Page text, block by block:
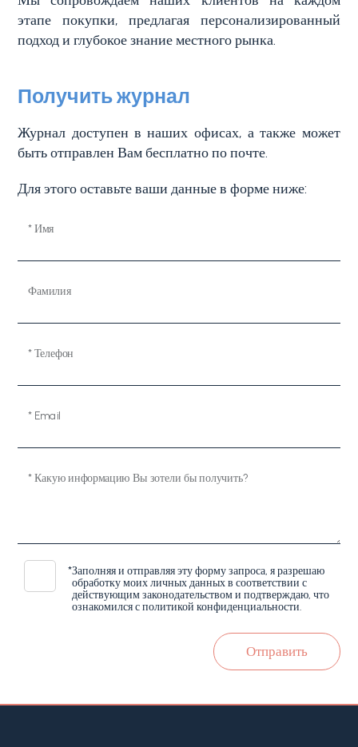
этапе покупки, предлагая персонализированный
подход и глубокое знание местного рынка.
Получить журнал
Журнал доступен в наших офисах, а также может
быть отправлен Вам бесплатно по почте.
Для этого оставьте ваши данные в форме ниже:
* Имя
Фамилия
* Телефон
* Email
* Какую информацию Вы зотели бы получить?
*Заполняя и отправляя эту форму запроса, я разрешаю
обработку моих личных данных в соответствии с
действующим законодательством и подтверждаю, что
ознакомился с политикой конфиденциальности.
Отправить